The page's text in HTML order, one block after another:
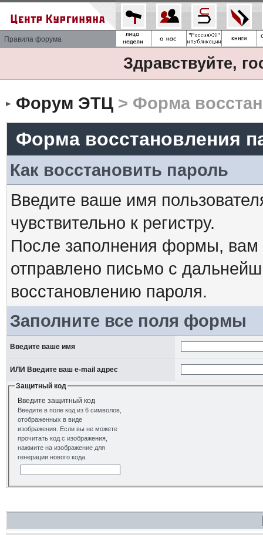
Правила форума
Здравствуйте,
Форум ЭТЦ> Форма
Форма восстановления
Как восстановить пароль
Введите ваше имя
чувствительно к регистру.
После заполнения формы, вам
отправлено письмо с
восстановлению пароля.
Заполните все поля формы
Введите ваше имя
ИЛИ Введите ваш e-mail адрес
Защитный код
Введите защитный код
Введите в поле код из 6 символов,
отображенных в виде
изображения. Если вы не можете
прочитать код с изображения,
нажмите на изображение для
генерации нового кода.